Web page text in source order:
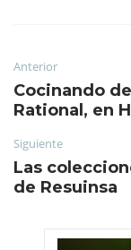
Anterior
Cocinando
Rational, en
Siguiente
Las
de Resuinsa